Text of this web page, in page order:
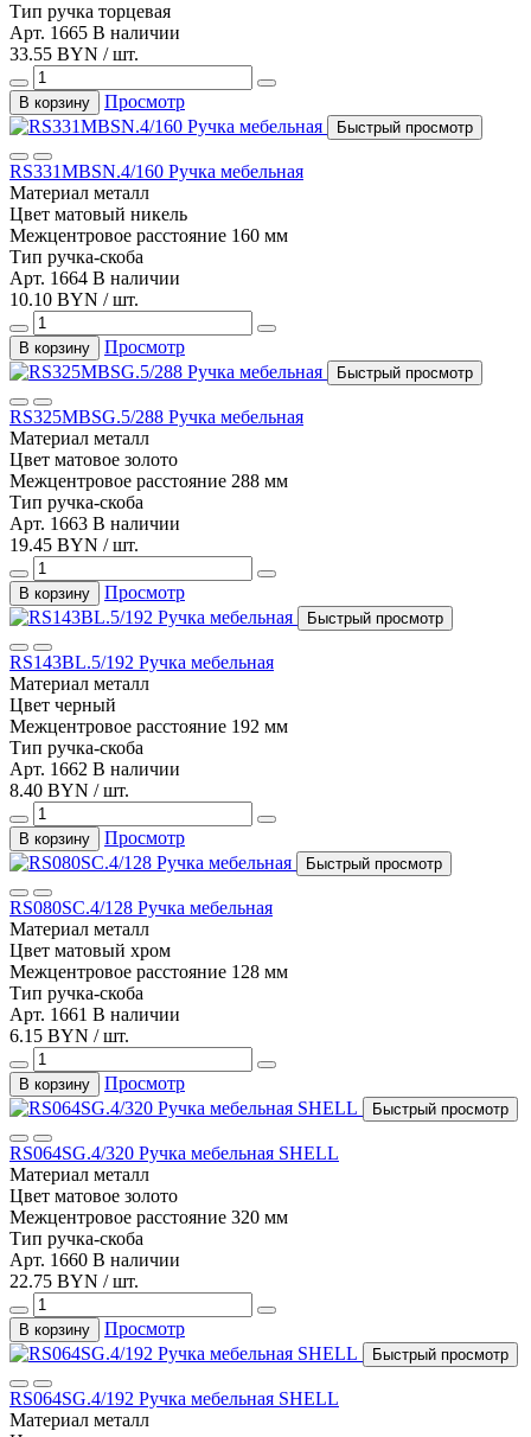
Тип ручка торцевая
Арт. 1665 В наличии
33.55 BYN / шт.
В корзину Просмотр
Быстрый просмотр
RS331MBSN.4/160 Ручка мебельная
Материал металл
Цвет матовый никель
Межцентровое расстояние 160 мм
Тип ручка-скоба
Арт. 1664 В наличии
10.10 BYN / шт.
В корзину Просмотр
Быстрый просмотр
RS325MBSG.5/288 Ручка мебельная
Материал металл
Цвет матовое золото
Межцентровое расстояние 288 мм
Тип ручка-скоба
Арт. 1663 В наличии
19.45 BYN / шт.
В корзину Просмотр
Быстрый просмотр
RS143BL.5/192 Ручка мебельная
Материал металл
Цвет черный
Межцентровое расстояние 192 мм
Тип ручка-скоба
Арт. 1662 В наличии
8.40 BYN / шт.
В корзину Просмотр
Быстрый просмотр
RS080SC.4/128 Ручка мебельная
Материал металл
Цвет матовый хром
Межцентровое расстояние 128 мм
Тип ручка-скоба
Арт. 1661 В наличии
6.15 BYN / шт.
В корзину Просмотр
Быстрый просмотр
RS064SG.4/320 Ручка мебельная SHELL
Материал металл
Цвет матовое золото
Межцентровое расстояние 320 мм
Тип ручка-скоба
Арт. 1660 В наличии
22.75 BYN / шт.
В корзину Просмотр
Быстрый просмотр
RS064SG.4/192 Ручка мебельная SHELL
Материал металл